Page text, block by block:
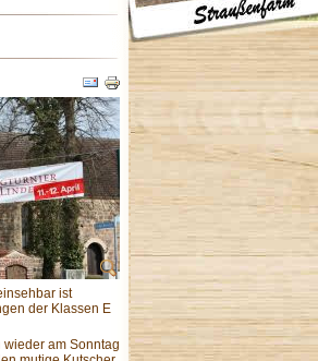
ist
der Klassen E
am Sonntag